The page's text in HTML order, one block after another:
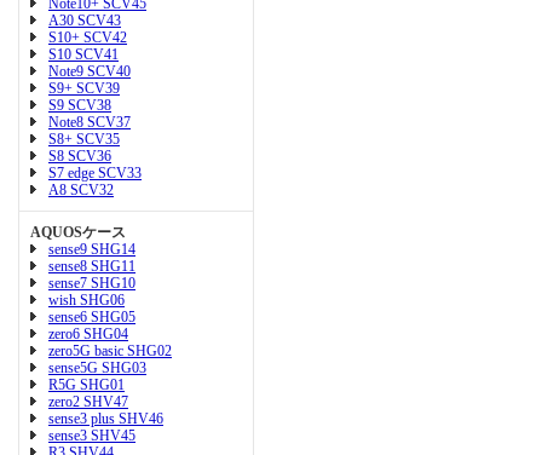
Note10+ SCV45
A30 SCV43
S10+ SCV42
S10 SCV41
Note9 SCV40
S9+ SCV39
S9 SCV38
Note8 SCV37
S8+ SCV35
S8 SCV36
S7 edge SCV33
A8 SCV32
AQUOSケース
sense9 SHG14
sense8 SHG11
sense7 SHG10
wish SHG06
sense6 SHG05
zero6 SHG04
zero5G basic SHG02
sense5G SHG03
R5G SHG01
zero2 SHV47
sense3 plus SHV46
sense3 SHV45